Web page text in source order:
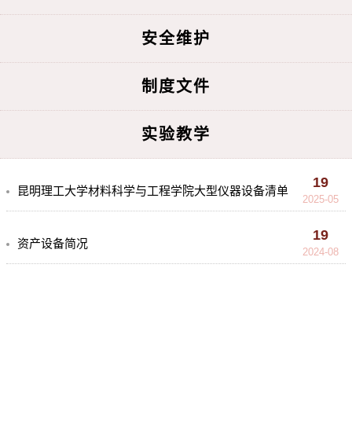
安全维护
制度文件
实验教学
昆明理工大学材料科学与工程学院大型仪器设备清单
19
2025-05
资产设备简况
19
2024-08